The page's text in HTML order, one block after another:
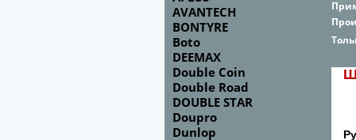
AVANTECH
BONTYRE
Boto
DEEMAX
Double Coin
Double Road
DOUBLE STAR
Doupro
Dunlop